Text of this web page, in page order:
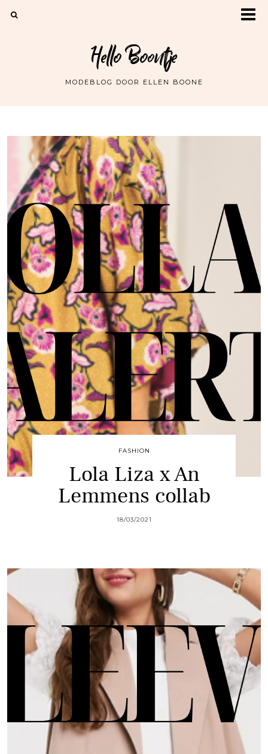
Hello Boontje
MODEBLOG DOOR ELLEN BOONE
FASHION
Lola Liza x An
Lemmens collab
18/03/2021